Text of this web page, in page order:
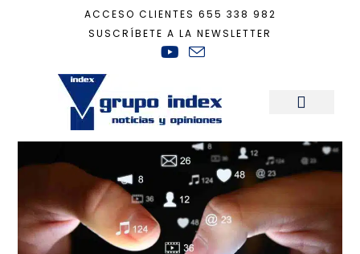
ACCESO CLIENTES 655 338 982
SUSCRÍBETE A LA NEWSLETTER
Tecnología